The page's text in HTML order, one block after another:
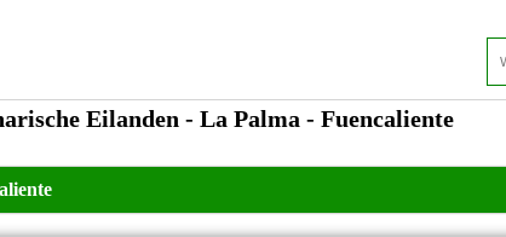
Eilanden - La Palma - Fuencaliente